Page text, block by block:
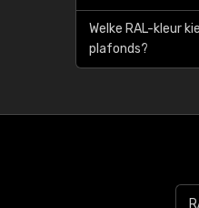
Welke RAL-kleur
plafonds?